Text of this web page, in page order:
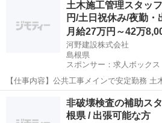
【お仕事内容】 現
土木施工管理スタッ
円/土日祝休み/夜勤
月給27万円～42万
河野建設株式会社
島根県
スポンサー：求人ボックス
【仕事内容】公共工事メインで安定勤務 土
給27万円～42万円 夜勤・出張・転勤なし!
工事・下水道工事・災害復旧工事など、地
事の施工管理業務を担当してい...
非破壊検査の補助ス
根県 / 出張可能な方